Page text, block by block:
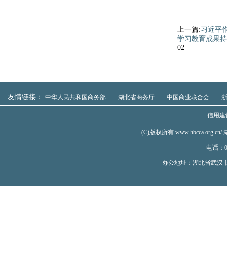
上一篇:习近平
学习教育成果
02
友情链接： 中华人民共和国商务部 湖北省商务厅 中国商业联合会
信用建
(C)版权所有
电话：
办公地址：湖北省武汉